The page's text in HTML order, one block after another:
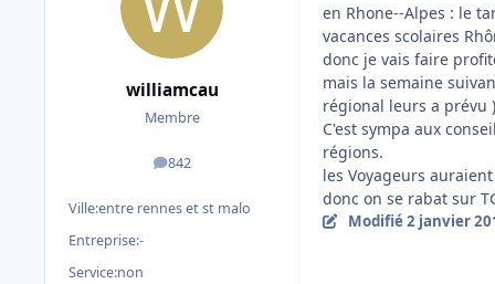
williamcau
Membre
842
messages
Ville:entre rennes et st malo
Entreprise:-
Service:non
en Rhone--Alpes : le
vacances scolaires
donc je vais faire
mais la semaine
régional leurs a prévu
C'est sympa aux
régions.
les Voyageurs
donc on se rabat sur
Modifié2 janvier